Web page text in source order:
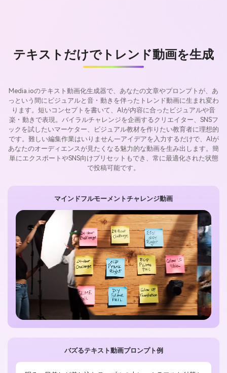
テキストだけでトレンド動画を生成
Media.ioのテキスト動画化生成器で、あなたの文章やプロンプトが、あ
っという間にビジュアルと音・動きを伴ったトレンド動画に生まれ変わ
ります。短いコンセプトを書いて、AIが内容に合ったビジュアルや音
楽・動きで表現。バイラルチャレンジを企画するクリエイター、SNSフ
ックを試したいマーケター、ビジュアル教材を作りたい教育者に理想的
です。難しい編集作業はいりません—アイデアを入力するだけで、AIが
あなたのオーディエンスが見たくなる魅力的な動画を生み出します。簡
単にエクスポートやSNS向けプリセットもでき、常に最適化された状態
で投稿可能です。
バズるテキスト動画プロンプト例
マインドフルモーメントチャレンジ動画